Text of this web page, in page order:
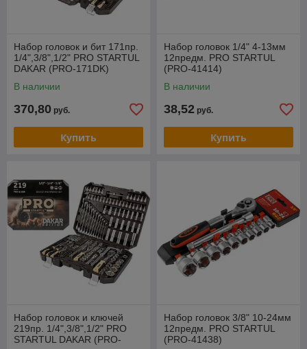
Набор головок и бит 171пр.
1/4",3/8",1/2" PRO STARTUL
DAKAR (PRO-171DK)
В наличии
370,80 руб.
Купить
Набор головок 1/4" 4-13мм
12предм. PRO STARTUL
(PRO-41414)
В наличии
38,52 руб.
Купить
Набор головок и ключей
219пр. 1/4",3/8",1/2" PRO
STARTUL DAKAR (PRO-
Набор головок 3/8" 10-24мм
12предм. PRO STARTUL
(PRO-41438)